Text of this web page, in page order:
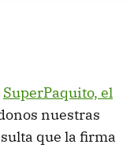
SuperPaquito, el
nuestras
que la firma